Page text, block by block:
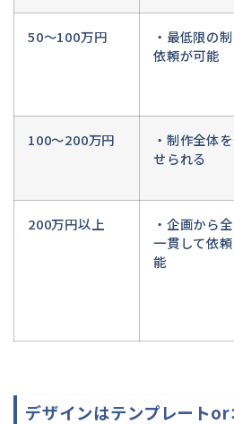
50〜100万円
・最低限の
依頼が可能
100〜200万円
・制作全体
せられる
200万円以上
・企画から
一貫して依
能
デザインはテンプレートor